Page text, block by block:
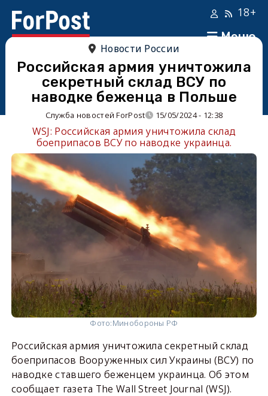
Меню
18+
Новости России
Российская армия уничтожила
секретный склад ВСУ по
наводке беженца в Польше
Служба новостей ForPost 15/05/2024 - 12:38
WSJ: Российская армия уничтожила склад
боеприпасов ВСУ по наводке украинца.
Фото:Минобороны РФ
Российская армия уничтожила секретный склад
боеприпасов Вооруженных сил Украины (ВСУ) по
наводке ставшего беженцем украинца. Об этом
сообщает газета The Wall Street Journal (WSJ).